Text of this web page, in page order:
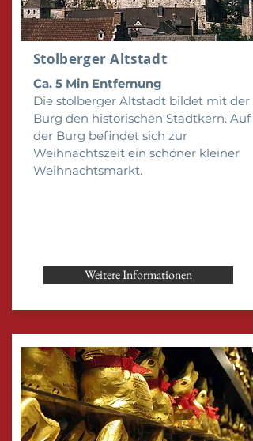
Ca. 5 Min Entfernung
Die stolberger Altstadt bildet mit der
Burg den historischen Stadtkern. Auf
der Burg befindet sich zur
Weihnachtszeit ein schöner kleiner
Weihnachtsmarkt.
Stolberger Altstadt
Weitere Informationen